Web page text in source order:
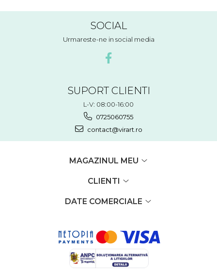
SOCIAL
Urmareste-ne in social media
SUPORT CLIENTI
L-V: 08:00-16:00
0725060755
contact@virart.ro
MAGAZINUL MEU
CLIENTI
DATE COMERCIALE